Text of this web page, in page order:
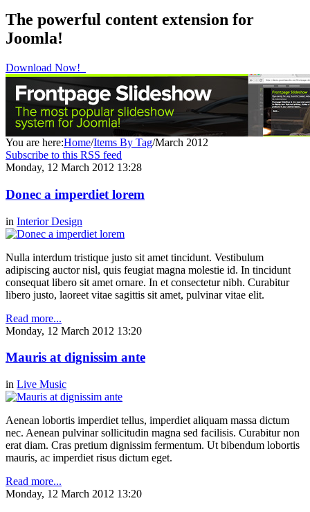
The powerful content extension for
Joomla!
Download Now!
You are here:Home/Items By Tag/March 2012
Subscribe to this RSS feed
Monday, 12 March 2012 13:28
Donec a imperdiet lorem
in Interior Design
Nulla interdum tristique justo sit amet tincidunt. Vestibulum
adipiscing auctor nisl, quis feugiat magna molestie id. In tincidunt
consequat libero sit amet ornare. In et consectetur nibh. Curabitur
libero justo, laoreet vitae sagittis sit amet, pulvinar vitae elit.
Read more...
Monday, 12 March 2012 13:20
Mauris at dignissim ante
in Live Music
Aenean lobortis imperdiet tellus, imperdiet aliquam massa dictum
nec. Aenean pulvinar sollicitudin magna sed facilisis. Curabitur non
erat diam. Cras pretium dignissim fermentum. Ut bibendum lobortis
mauris, ac imperdiet risus dictum eget.
Read more...
Monday, 12 March 2012 13:20